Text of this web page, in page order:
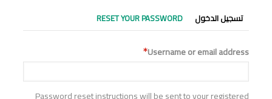
التبويبات
الأساسية
تسجيل الدخول RESET YOUR PASSWORD
Username or email address